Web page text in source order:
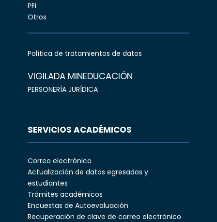
PEI
Otros
Política de tratamientos de datos
VIGILADA MINEDUCACIÓN
PERSONERÍA JURÍDICA
SERVICIOS ACADÉMICOS
Correo electrónico
Actualización de datos egresados y
estudiantes
Trámites académicos
Encuestas de Autoevaluación
Recuperación de clave de correo electrónico